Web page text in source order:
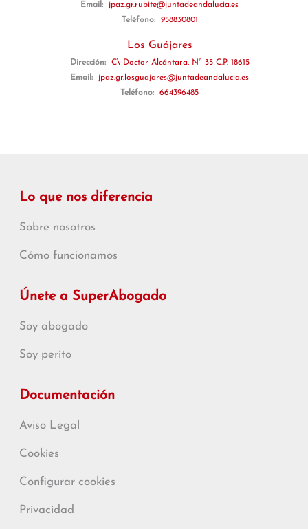
Email:
jpaz.gr.rubite@juntadeandalucia.es
Teléfono:
958830801
Los Guájares
Dirección:
C\ Doctor Alcántara, Nº 35 C.P. 18615
Email:
jpaz.gr.losguajares@juntadeandalucia.es
Teléfono:
664396485
Lo que nos diferencia
Sobre nosotros
Cómo funcionamos
Únete a SuperAbogado
Soy abogado
Soy perito
Documentación
Aviso Legal
Cookies
Configurar cookies
Privacidad